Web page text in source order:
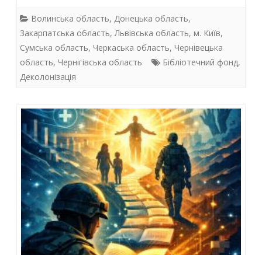
2)
e
b
o
o
itt
er
at
s
A
k
e
dI
Волинська область, Донецька область,
Закарпатська область, Львівська область, м. Київ,
Сумська область, Черкаська область, Чернівецька
область, Чернігівська область Бібліотечний фонд,
Деколонізація